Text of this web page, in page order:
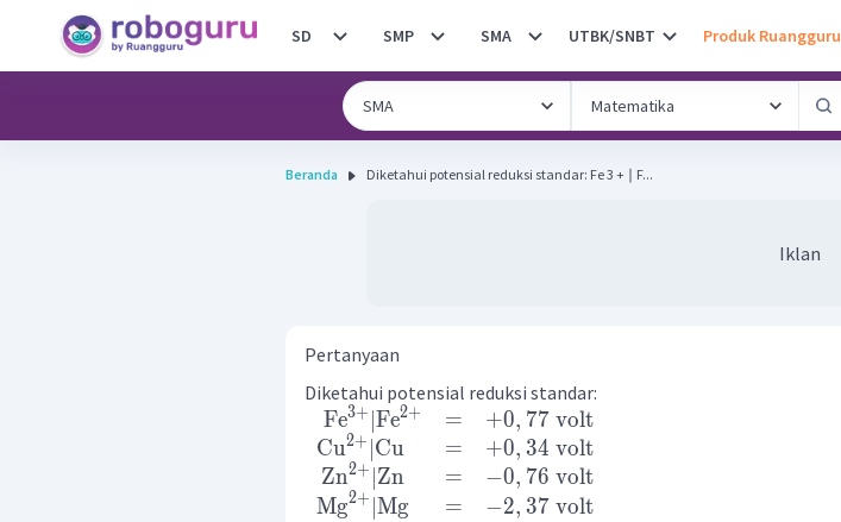
SD SMP SMA UTBK/SNBT Produk Ruangguru
Beranda Diketahui potensial reduksi standar: Fe 3 + ∣ F...
Iklan
Pertanyaan
Diketahui potensial reduksi standar:
Fe3+ Fe2+
Cu2+ Cu
Zn2+ Zn
Mg2+ ∣Mg
=
=
=
=
+0, 77 volt
+0, 34 volt
−0, 76 volt
−2, 37 volt